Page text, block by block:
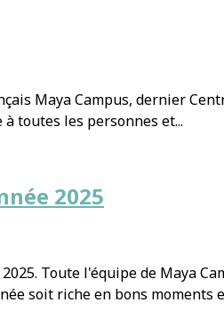
Maya Campus, dernier
toutes les personnes et...
2025
Toute l'équipe de Maya
soit riche en bons moments